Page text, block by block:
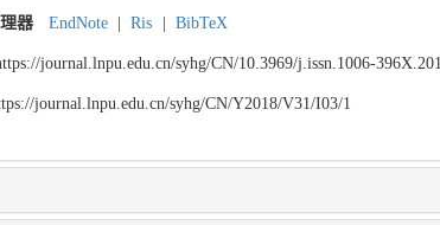
器 EndNote | Ris | BibTeX
journal.lnpu.edu.cn/syhg/CN/10.3969/j.issn.1006-
journal.lnpu.edu.cn/syhg/CN/Y2018/V31/I03/1